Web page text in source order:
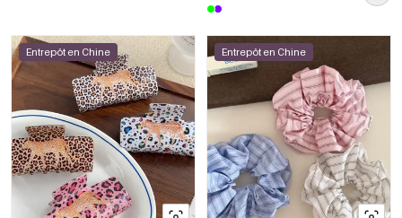
Entrepôt en Chine Entrepôt en Chine